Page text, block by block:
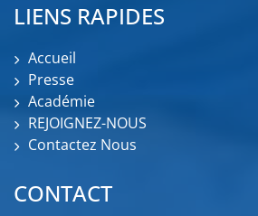
LIENS RAPIDES
Accueil
Presse
Académie
REJOIGNEZ-NOUS
Contactez Nous
CONTACT